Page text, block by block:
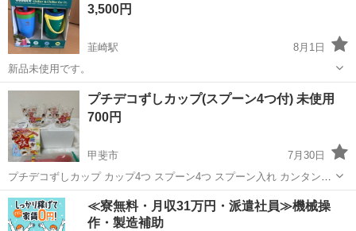
3,500円
韮崎駅
8月1日
新品未使用です。
山梨 韮崎市 韮崎駅
プチデコずしカップ(スプーン4つ付) 未使用
700円
甲斐市
7月30日
プチデコずしカップ カップ4つ スプーン4つ スプーン入れ カンタンお
いしいレシピ集 箱に入って未使用になります。 よろしくお願いしま
す。
山梨 甲斐市 食器 スプーン
≪寮無料・月収31万円・派遣社員≫機械操
作・製造補助